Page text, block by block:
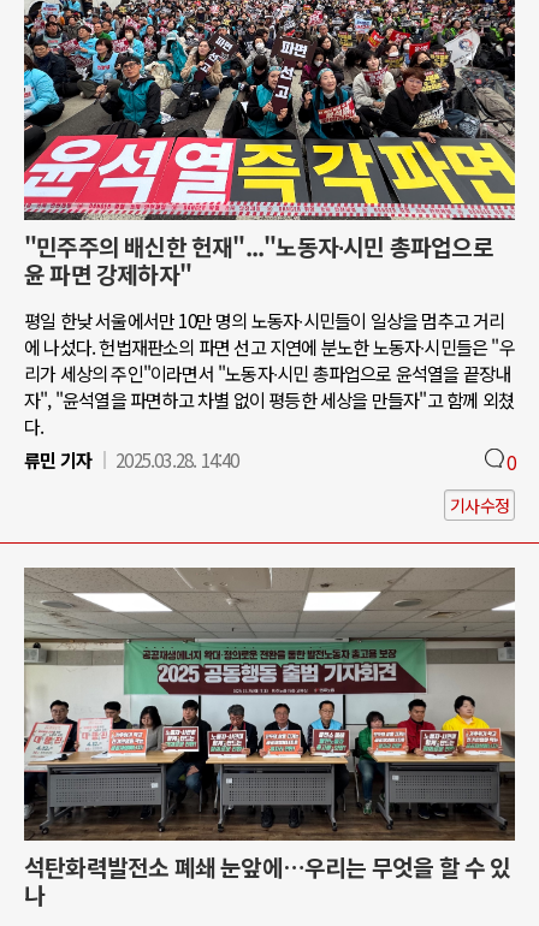
"민주주의 배신한 헌재"..."노동자∙시민 총파업으로
윤 파면 강제하자"
평일 한낮 서울에서만 10만 명의 노동자∙시민들이 일상을 멈추고 거리
에 나섰다. 헌법재판소의 파면 선고 지연에 분노한 노동자∙시민들은 "우
리가 세상의 주인"이라면서 "노동자∙시민 총파업으로 윤석열을 끝장내
자", "윤석열을 파면하고 차별 없이 평등한 세상을 만들자"고 함께 외쳤
다.
류민 기자
2025.03.28. 14:40 0
기사수정
석탄화력발전소 폐쇄 눈앞에…우리는 무엇을 할 수 있
나